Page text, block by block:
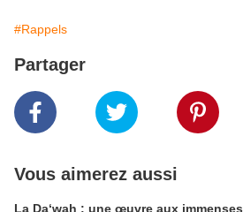
#Rappels
Partager
Vous aimerez aussi
La Da‘wah : une œuvre aux immenses